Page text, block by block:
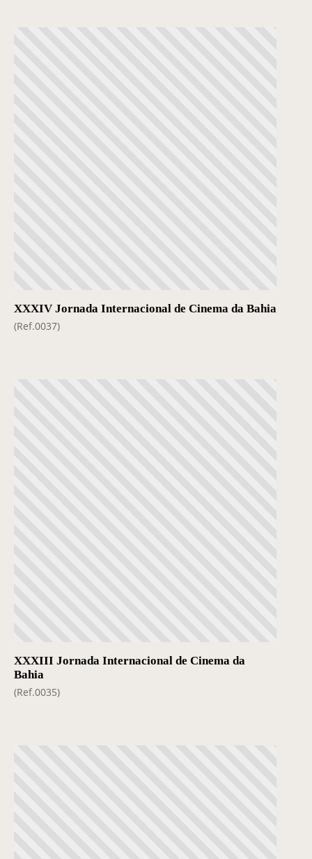
XXXIV Jornada Internacional de Cinema da Bahia
(Ref.0037)
XXXIII Jornada Internacional de Cinema da
Bahia
(Ref.0035)